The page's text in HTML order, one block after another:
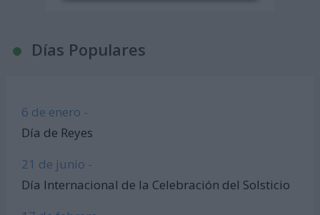
Días Populares
6 de enero -
Día de Reyes
21 de junio -
Día Internacional de la Celebración del Solsticio